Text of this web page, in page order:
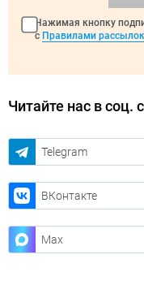
Нажимая кнопку
с Правилами рассылок
Читайте нас в соц.
Telegram
ВКонтакте
Max